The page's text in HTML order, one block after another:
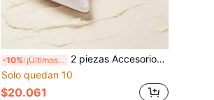
-10% ¡Últimos 3 días
2 piezas Accesorios desmontables DIY para zapatos, hebilla cuadrada de colores decorada con cristal artificial, clips decorativos de flores para zapatos de tacón alto, accesorios elegantes de moda para zapatos, zapatos de tacón alto para mujer en blanco y negro, zuecos, decoración para zapatos
Solo quedan 10
$20.061